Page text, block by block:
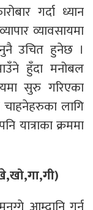
गर्दा ध्यान
व्यावसायमा
उचित हुनेछ ।
हुँदा मनोबल
सुरु गरिएका
लागि
यात्राका क्रममा